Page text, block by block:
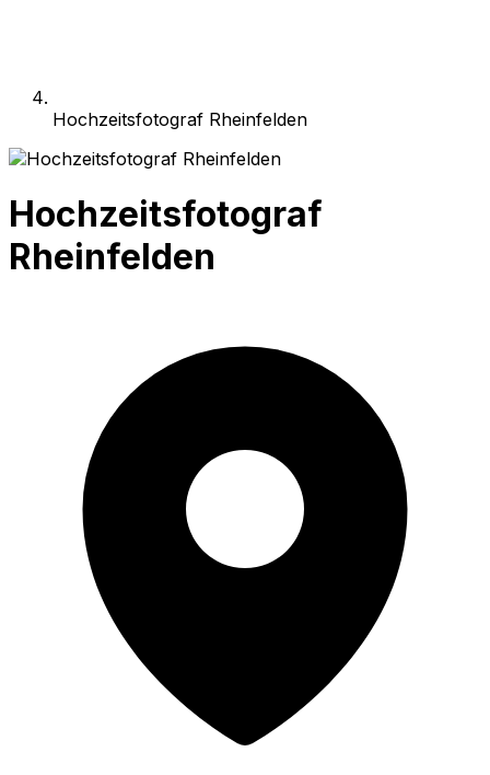
Hochzeitsfotograf Rheinfelden
Hochzeitsfotograf
Rheinfelden